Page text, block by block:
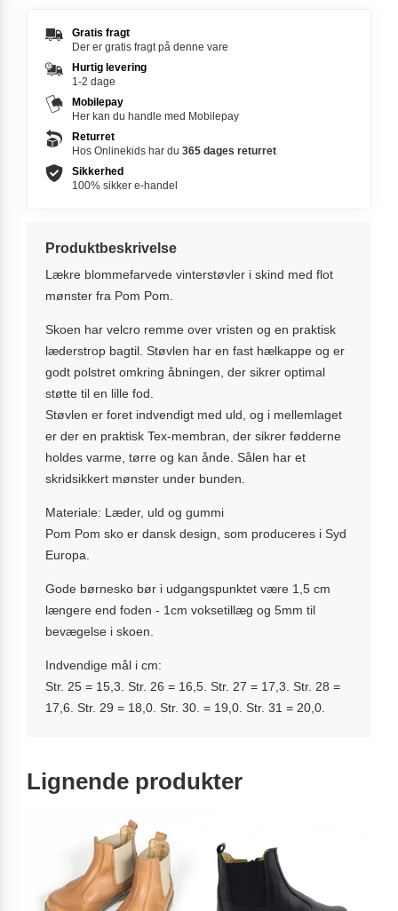
Gratis fragt
Der er gratis fragt på denne vare
Hurtig levering
1-2 dage
Mobilepay
Her kan du handle med Mobilepay
Returret
Hos Onlinekids har du 365 dages returret
Sikkerhed
100% sikker e-handel
Produktbeskrivelse
Lækre blommefarvede vinterstøvler i skind med flot
mønster fra Pom Pom.
Skoen har velcro remme over vristen og en praktisk
læderstrop bagtil. Støvlen har en fast hælkappe og er
godt polstret omkring åbningen, der sikrer optimal
støtte til en lille fod.
Støvlen er foret indvendigt med uld, og i mellemlaget
er der en praktisk Tex-membran, der sikrer fødderne
holdes varme, tørre og kan ånde. Sålen har et
skridsikkert mønster under bunden.
Materiale: Læder, uld og gummi
Pom Pom sko er dansk design, som produceres i Syd
Europa.
Gode børnesko bør i udgangspunktet være 1,5 cm
længere end foden - 1cm voksetillæg og 5mm til
bevægelse i skoen.
Indvendige mål i cm:
Str. 25 = 15,3. Str. 26 = 16,5. Str. 27 = 17,3. Str. 28 =
17,6. Str. 29 = 18,0. Str. 30. = 19,0. Str. 31 = 20,0.
Lignende produkter